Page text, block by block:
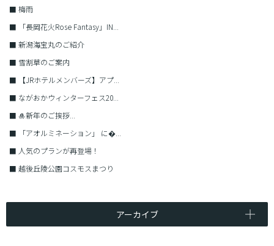
■ 梅雨
■
「長岡花火Rose Fantasy」IN...
■ 新潟海宝丸のご紹介
■ 雪割草のご案内
■
【JRホテルメンバーズ】アプ...
■ ながおかウィンターフェス20...
■ 🎍新年のご挨拶...
■
「アオルミネーション」 に�...
■ 人気のプランが再登場！
■ 越後丘陵公園コスモスまつり
アーカイブ